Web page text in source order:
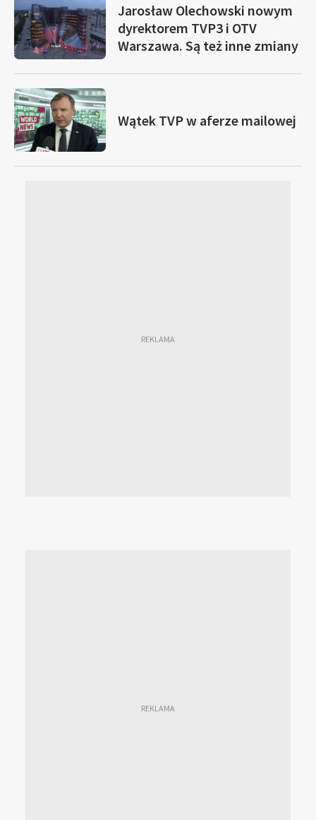
Jarosław Olechowski nowym
dyrektorem TVP3 i OTV
Warszawa. Są też inne zmiany
Wątek TVP w aferze mailowej